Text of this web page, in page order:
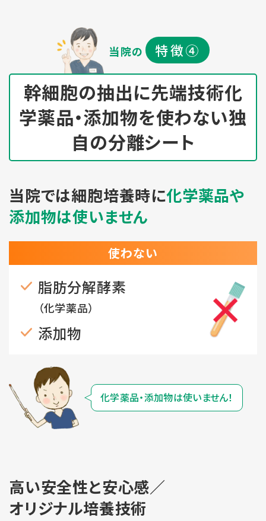
当院の 特徴④
幹細胞の抽出に先端技術化
学薬品・添加物を使わない独
自の分離シート
当院では細胞培養時に化学薬品や
添加物は使いません
使わない
脂肪分解酵素
（化学薬品）
添加物
化学薬品・添加物は使いません！
高い安全性と安心感／
オリジナル培養技術